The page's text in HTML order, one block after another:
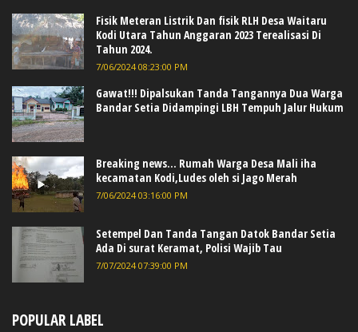
Fisik Meteran Listrik Dan fisik RLH Desa Waitaru
Kodi Utara Tahun Anggaran 2023 Terealisasi Di
Tahun 2024.
7/06/2024 08:23:00 PM
Gawat!!! Dipalsukan Tanda Tangannya Dua Warga
Bandar Setia Didampingi LBH Tempuh Jalur Hukum
Breaking news... Rumah Warga Desa Mali iha
kecamatan Kodi,Ludes oleh si Jago Merah
7/06/2024 03:16:00 PM
Setempel Dan Tanda Tangan Datok Bandar Setia
Ada Di surat Keramat, Polisi Wajib Tau
7/07/2024 07:39:00 PM
POPULAR LABEL